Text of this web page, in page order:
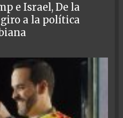
e Israel, De la
a la política